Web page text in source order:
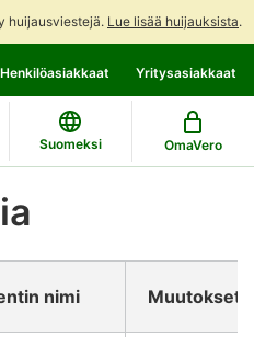
huijausviestejä. Lue lisää huijauksista.
suoraan
sisältöön
koko
sivuston
hakuun
Henkilöasiakkaat Yritysasiakkaat
Suomeksi OmaVero
nimi Muutokset